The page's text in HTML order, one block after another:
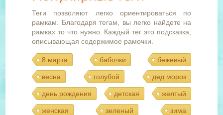
Теги позволяют легко ориентироваться по
рамкам. Благодаря тегам, вы легко найдете на
рамках то что нужно. Каждый тег это подсказка,
описывающая содержимое рамочки.
8 марта бабочки бежевый
весна голубой дед мороз
день рождения детская желтый
женская зеленый зима